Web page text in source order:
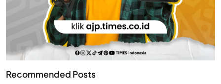
Recommended Posts